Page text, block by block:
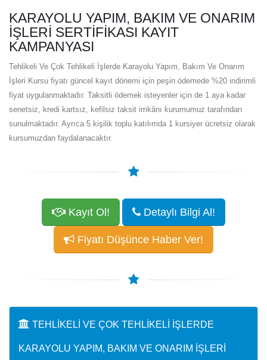
KARAYOLU YAPIM, BAKIM VE ONARIM
İŞLERI SERTIFIKASI KAYIT
KAMPANYASI
Tehlikeli Ve Çok Tehlikeli İşlerde Karayolu Yapım, Bakım Ve Onarım
İşleri Kursu fiyatı güncel kayıt dönemi için peşin ödemede %20 indirimli
fiyat uygulanmaktadır. Taksitli ödemek isteyenler için de 1 aya kadar
senetsiz, kredi kartsız, kefilsiz taksit imkânı kurumumuz tarafından
sunulmaktadır. Ayrıca 5 kişilik toplu katılımda 1 kursiyer ücretsiz olarak
kursumuzdan faydalanacaktır.
Kayıt Ol! Detaylı Bilgi Al!
Fiyatı Düşünce Haber Ver!
TEHLIKELI VE ÇOK TEHLIKELI İŞLERDE
KARAYOLU YAPIM, BAKIM VE ONARIM İŞLERI